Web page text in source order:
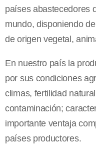
países abastecedores
mundo, disponiendo
de origen vegetal,
En nuestro país la
por sus condiciones
climas, fertilidad
contaminación;
importante ventaja
países productores.